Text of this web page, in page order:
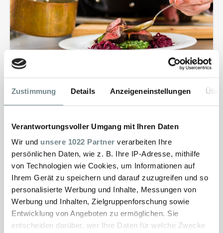
Zustimmung Details Anzeigeneinstellungen
Verantwortungsvoller Umgang mit Ihren Daten
Wir und unsere 1022 Partner verarbeiten Ihre
persönlichen Daten, wie z. B. Ihre IP-Adresse, mithilfe
von Technologien wie Cookies, um Informationen auf
Ihrem Gerät zu speichern und darauf zuzugreifen und so
personalisierte Werbung und Inhalte, Messungen von
Werbung und Inhalten, Zielgruppenforschung sowie
Entwicklung von Angeboten zu ermöglichen. Sie
entscheiden darüber, wer Ihre Daten für welche Zwecke
Kleines Grillmenü
Freiluftsaison mit den besonderen Grillrezepten
aus dem Harz.
MEHR ERFAHREN